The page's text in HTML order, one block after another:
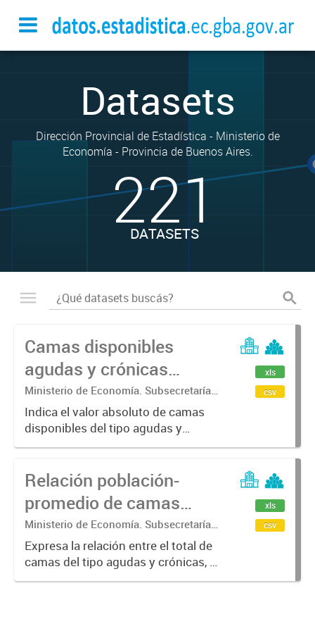
Datasets
Dirección Provincial de Estadística - Ministerio de
Economía - Provincia de Buenos Aires.
221
DATASETS
Camas disponibles
agudas y crónicas
según dependencia
municipal, provincial y
nacional. 2010 - 2022
Ministerio de Economía. Subsecretaría
de Coordinación Económica y
Estadística. Dirección Provincial de
Estadística.
Indica el valor absoluto de camas
disponibles del tipo agudas y
crónicas según el tipo de
xls
csv
Relación población-
promedio de camas
(agudas y crónicas).
Total Provincia. Años
2010 - 2022
Ministerio de Economía. Subsecretaría
de Coordinación Económica y
Estadística. Dirección Provincial de
Estadística.
Expresa la relación entre el total de
camas del tipo agudas y crónicas, y
el total de población. Se calcula
xls
csv